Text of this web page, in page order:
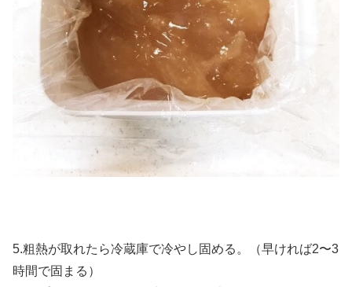
5.粗熱が取れたら冷蔵庫で冷やし固める。（早ければ2〜3
時間で固まる）